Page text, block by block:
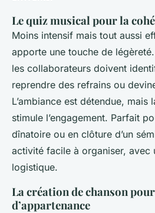
Le quiz musical pour la
Moins intensif mais tout aussi
apporte une touche de
les collaborateurs doivent
reprendre des refrains ou
L’ambiance est détendue,
stimule l’engagement. Parfait
dînatoire ou en clôture d’un
activité facile à organiser, avec
logistique.
La création de chanson
d’appartenance